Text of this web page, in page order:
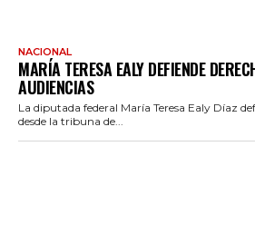
NACIONAL
MARÍA TERESA EALY DEFIENDE
AUDIENCIAS
La diputada federal María Teresa Ealy Díaz
desde la tribuna de...